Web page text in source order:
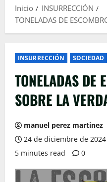
Inicio
INSURRECCIÓN
TONELADAS DE
INSURRECCIÓN SOCIEDAD
TONELADAS DE
SOBRE LA
manuel perez martinez
24 de diciembre de 2024
5 minutes read
0